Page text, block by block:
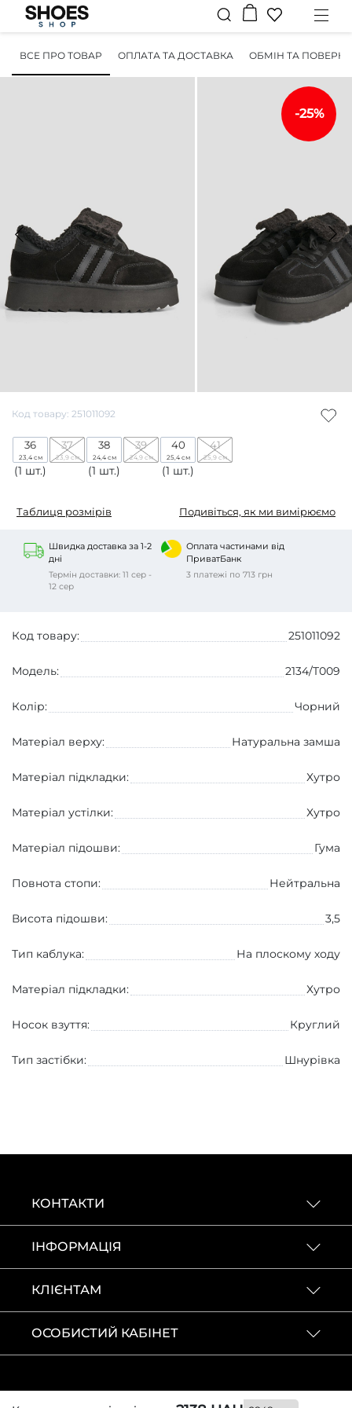
ВСЕ ПРО ТОВАР ОПЛАТА ТА ДОСТАВКА ОБМІН ТА
-25%
Код товару: 251011092
36
23,4 см
(1 шт.)
37
23,9 см
38
24,4 см
(1 шт.)
39
24,9 см
40
25,4 см
(1 шт.)
41
25,9 см
Таблиця розмірів Подивіться, як ми вимірюємо
Швидка доставка за 1-2
дні
Термін доставки: 11 сер -
12 сер
Оплата частинами від
ПриватБанк
3 платежі по 713 грн
Код товару: 251011092
Модель: 2134/T009
Колір: Чорний
Матеріал верху: Натуральна замша
Матеріал підкладки: Хутро
Матеріал устілки: Хутро
Матеріал підошви: Гума
Повнота стопи: Нейтральна
Висота підошви: 3,5
Тип каблука: На плоскому ходу
Матеріал підкладки: Хутро
Носок взуття: Круглий
Тип застібки: Шнурівка
КОНТАКТИ
ІНФОРМАЦІЯ
КЛІЄНТАМ
ОСОБИСТИЙ КАБІНЕТ